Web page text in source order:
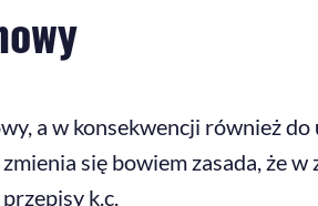
a w konsekwencji również do
się bowiem zasada, że w
k.c.